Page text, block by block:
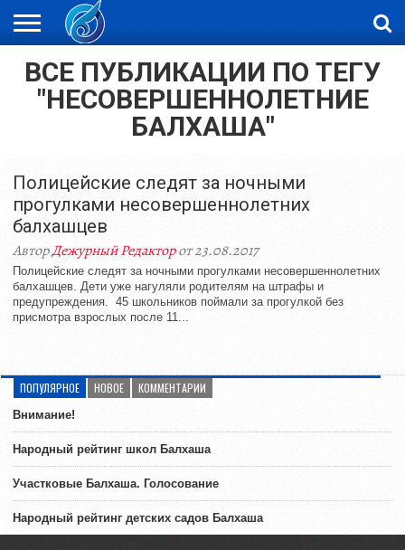
ЖАҢАЛЫҚТАР
НОВОСТИ
ВИДЕО
ФОТОРЕПОРТАЖИ
ОРКЕН
LIVETV
ВСЕ ПУБЛИКАЦИИ ПО ТЕГУ
"НЕСОВЕРШЕННОЛЕТНИЕ
БАЛХАША"
Полицейские следят за ночными
прогулками несовершеннолетних
балхашцев
АвторДежурный Редакторот 23.08.2017
Полицейские следят за ночными прогулками несовершеннолетних
балхашцев. Дети уже нагуляли родителям на штрафы и
предупреждения. 45 школьников поймали за прогулкой без
присмотра взрослых после 11...
ПОПУЛЯРНОЕ НОВОЕ КОММЕНТАРИИ
Внимание!
Народный рейтинг школ Балхаша
Участковые Балхаша. Голосование
Народный рейтинг детских садов Балхаша